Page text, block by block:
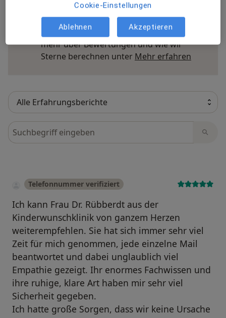
Jede einzelne Bewertungen ist wichtig. Wir
prüfen und moderieren Bewertungen
gemäß unserer Richtlinien. Erfahren Sie
mehr über Bewertungen und wie wir
Sterne berechnen unter Mehr erfahren
Bewertungen durchsuchen
Telefonnummer verifiziert
Ich kann Frau Dr. Rübberdt aus der
Kinderwunschklinik von ganzem Herzen
weiterempfehlen. Sie hat sich immer sehr viel
Zeit für mich genommen, jede einzelne Mail
beantwortet und dabei unglaublich viel
Empathie gezeigt. Ihr enormes Fachwissen und
ihre ruhige, klare Art haben mir sehr viel
Sicherheit gegeben.
Ich hatte große Sorgen, dass wir keine Ursache
Cookie-Einstellungen
Ablehnen Akzeptieren